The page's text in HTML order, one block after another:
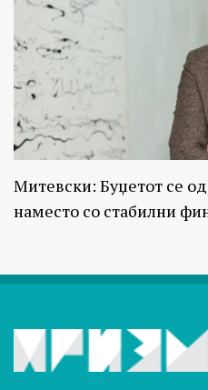
Митевски: Буџетот се
наместо со стабилни